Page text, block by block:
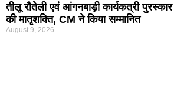
तीलू रौतेली एवं आंगनबाड़ी कार्यकत्री
की मातृशक्ति, CM ने किया सम्मानित
August 9, 2026